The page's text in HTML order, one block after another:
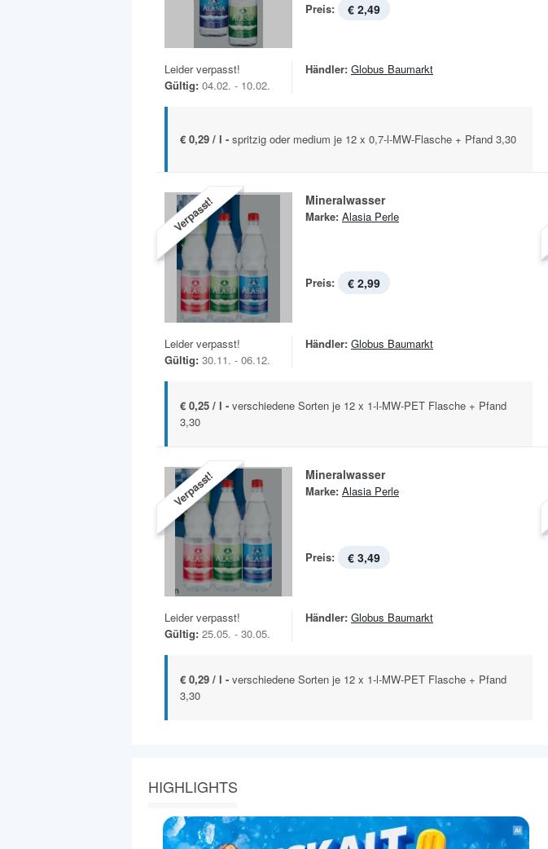
Preis: € 2,49
Leider verpasst!
Gültig: 04.02. - 10.02.
Händler: Globus Baumarkt
€ 0,29 / l - spritzig oder medium je 12 x 0,7-l-MW-Flasche + Pfand 3,30
Verpasst! Mineralwasser
Marke: Alasia Perle
Preis: € 2,99
Leider verpasst!
Gültig: 30.11. - 06.12.
Händler: Globus Baumarkt
€ 0,25 / l - verschiedene Sorten je 12 x 1-l-MW-PET Flasche + Pfand
3,30
Verpasst! Mineralwasser
Marke: Alasia Perle
Preis: € 3,49
Leider verpasst!
Gültig: 25.05. - 30.05.
Händler: Globus Baumarkt
€ 0,29 / l - verschiedene Sorten je 12 x 1-l-MW-PET Flasche + Pfand
3,30
HIGHLIGHTS